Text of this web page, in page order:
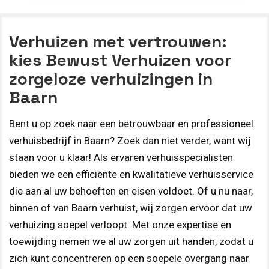
Verhuizen met vertrouwen:
kies Bewust Verhuizen voor
zorgeloze verhuizingen in
Baarn
Bent u op zoek naar een betrouwbaar en professioneel
verhuisbedrijf in Baarn? Zoek dan niet verder, want wij
staan voor u klaar! Als ervaren verhuisspecialisten
bieden we een efficiënte en kwalitatieve verhuisservice
die aan al uw behoeften en eisen voldoet. Of u nu naar,
binnen of van Baarn verhuist, wij zorgen ervoor dat uw
verhuizing soepel verloopt. Met onze expertise en
toewijding nemen we al uw zorgen uit handen, zodat u
zich kunt concentreren op een soepele overgang naar